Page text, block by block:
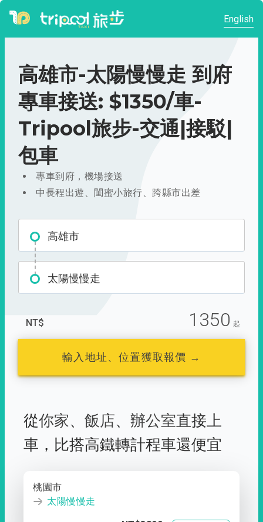
English
高雄市-太陽慢慢走 到府
專車接送: $1350/車-
Tripool旅步-交通|接駁|
包車
專車到府，機場接送
中長程出遊、閨蜜小旅行、跨縣市出差
高雄市
太陽慢慢走
NT$ 1350 起
輸入地址、位置獲取報價 →
從你家、 飯店、 辦公室直接上
車， 比搭高鐵轉計程車還便宜
桃園市
太陽慢慢走